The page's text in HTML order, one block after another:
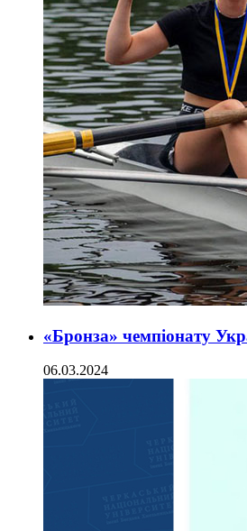
«Бронза» чемпіонату
06.03.2024